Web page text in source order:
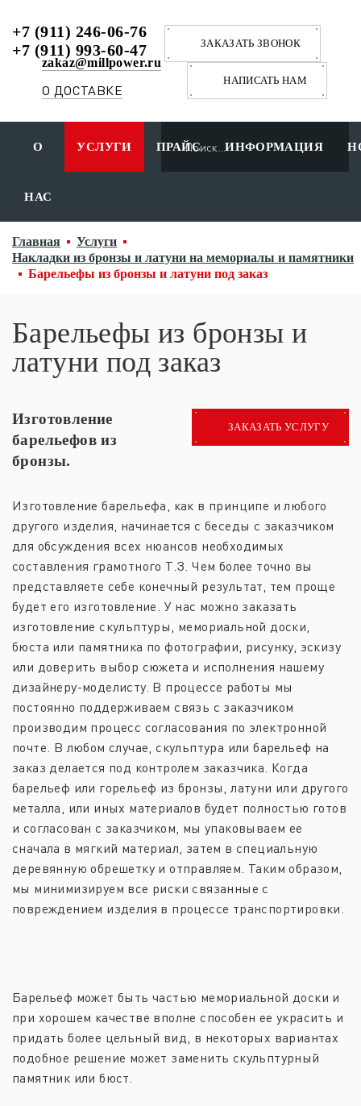
+7 (911) 246-06-76
+7 (911) 993-60-47
ЗАКАЗАТЬ ЗВОНОК
zakaz@millpower.ru
О ДОСТАВКЕ
НАПИСАТЬ НАМ
О
НАС
УСЛУГИ ПРАЙС ИНФОРМАЦИЯ
Главная
Услуги
Накладки из бронзы и латуни на мемориалы и памятники
Барельефы из бронзы и латуни под заказ
Барельефы из бронзы и
латуни под заказ
ЗАКАЗАТЬ УСЛУГУ
Изготовление
барельефов из
бронзы.
Изготовление барельефа, как в принципе и любого
другого изделия, начинается с беседы с заказчиком
для обсуждения всех нюансов необходимых
составления грамотного Т.З. Чем более точно вы
представляете себе конечный результат, тем проще
будет его изготовление. У нас можно заказать
изготовление скульптуры, мемориальной доски,
бюста или памятника по фотографии, рисунку, эскизу
или доверить выбор сюжета и исполнения нашему
дизайнеру-моделисту. В процессе работы мы
постоянно поддерживаем связь с заказчиком
производим процесс согласования по электронной
почте. В любом случае, скульптура или барельеф на
заказ делается под контролем заказчика. Когда
барельеф или горельеф из бронзы, латуни или другого
металла, или иных материалов будет полностью готов
и согласован с заказчиком, мы упаковываем ее
сначала в мягкий материал, затем в специальную
деревянную обрешетку и отправляем. Таким образом,
мы минимизируем все риски связанные с
повреждением изделия в процессе транспортировки.
Барельеф может быть частью мемориальной доски и
при хорошем качестве вполне способен ее украсить и
придать более цельный вид, в некоторых вариантах
подобное решение может заменить скульптурный
памятник или бюст.